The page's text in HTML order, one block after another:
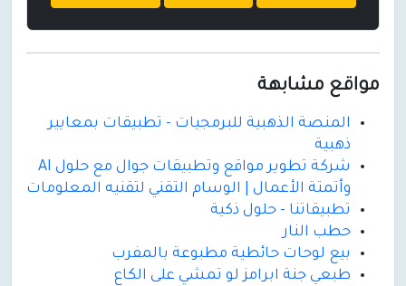
مواقع مشابهة
المنصة الذهبية للبرمجيات - تطبيقات بمعايير
ذهبية
شركة تطوير مواقع وتطبيقات جوال مع حلول AI
وأتمتة الأعمال | الوسام التقني لتقنيه المعلومات
تطبيقاتنا - حلول ذكية
حطب النار
بيع لوحات حائطية مطبوعة بالمفرب
طبعي جنة ابرامز لو تمشي على الكاع